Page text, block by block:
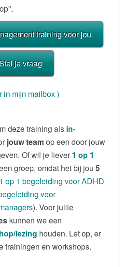
training voor jou
je vraag
in mijn mailbox )
deze training als in-
jouw teamop een door jouw
Of wil je liever 1 op 1
groep, omdat het bij jou 5
1 op 1 begeleiding voor ADHD
voor
). Voor jullie
kunnen we een
lezing houden. Let op, er
trainingen en workshops.